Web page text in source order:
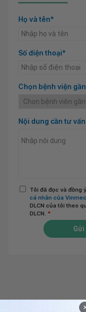
Họ và tên*
Số điện thoại*
Chọn bệnh viện
Nội dung cần tư vấn
Tôi đã đọc và đồng
cá nhân của Vinmec
DLCN của tôi theo
DLCN. *